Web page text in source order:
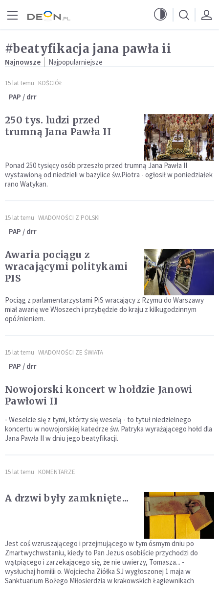
#beatyfikacja jana pawła ii
Najnowsze Najpopularniejsze
15 lat temu KOŚCIÓŁ
PAP / drr
250 tys. ludzi przed
trumną Jana Pawła II
Ponad 250 tysięcy osób przeszło przed trumną Jana Pawła II
wystawioną od niedzieli w bazylice św.Piotra - ogłosił w poniedziałek
rano Watykan.
15 lat temu WIADOMOŚCI Z POLSKI
PAP / drr
Awaria pociągu z
wracającymi politykami
PIS
Pociąg z parlamentarzystami PiS wracający z Rzymu do Warszawy
miał awarię we Włoszech i przybędzie do kraju z kilkugodzinnym
opóźnieniem.
15 lat temu WIADOMOŚCI ZE ŚWIATA
PAP / drr
Nowojorski koncert w hołdzie Janowi
Pawłowi II
- Weselcie się z tymi, którzy się weselą - to tytuł niedzielnego
koncertu w nowojorskiej katedrze św. Patryka wyrażającego hołd dla
Jana Pawła II w dniu jego beatyfikacji.
15 lat temu KOMENTARZE
A drzwi były zamknięte...
Jest coś wzruszającego i przejmującego w tym ósmym dniu po
Zmartwychwstaniu, kiedy to Pan Jezus osobiście przychodzi do
wątpiącego i zarzekającego się, że nie uwierzy, Tomasza... -
wysłuchaj homilii o. Wojciecha Ziółka SJ wygłoszonej 1 maja w
Sanktuarium Bożego Miłosierdzia w krakowskich Łagiewnikach